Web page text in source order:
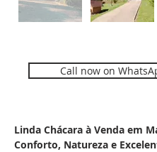
Call now on
Linda Chácara à Venda em
Conforto, Natureza e